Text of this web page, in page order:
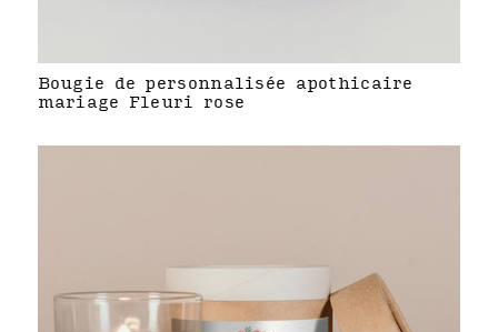
Bougie de personnalisée apothicaire
mariage Fleuri rose